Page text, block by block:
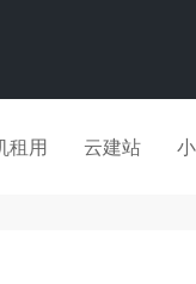
租用 云建站